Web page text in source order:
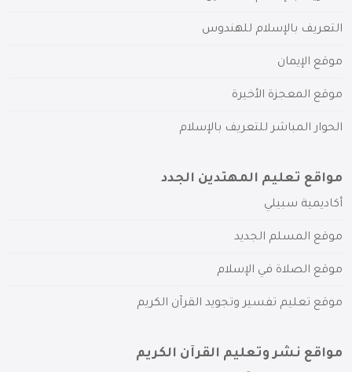
التعريف بالإسلام للهندوس
موقع الإيمان
موقع المعجزة الأخيرة
الحوار المباشر للتعريف بالإسلام
مواقع تعليم المهتدين الجدد
أكاديمية سبيلي
موقع المسلم الجديد
موقع الصلاة في الإسلام
موقع تعليم تفسير وتجويد القرآن الكريم
مواقع نشر وتعليم القرآن الكريم